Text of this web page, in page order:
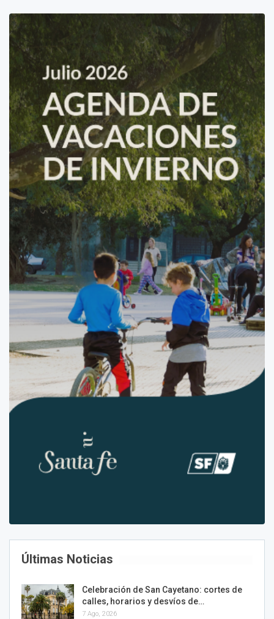
Últimas Noticias
Celebración de San Cayetano: cortes de
calles, horarios y desvíos de…
7 Ago, 2026